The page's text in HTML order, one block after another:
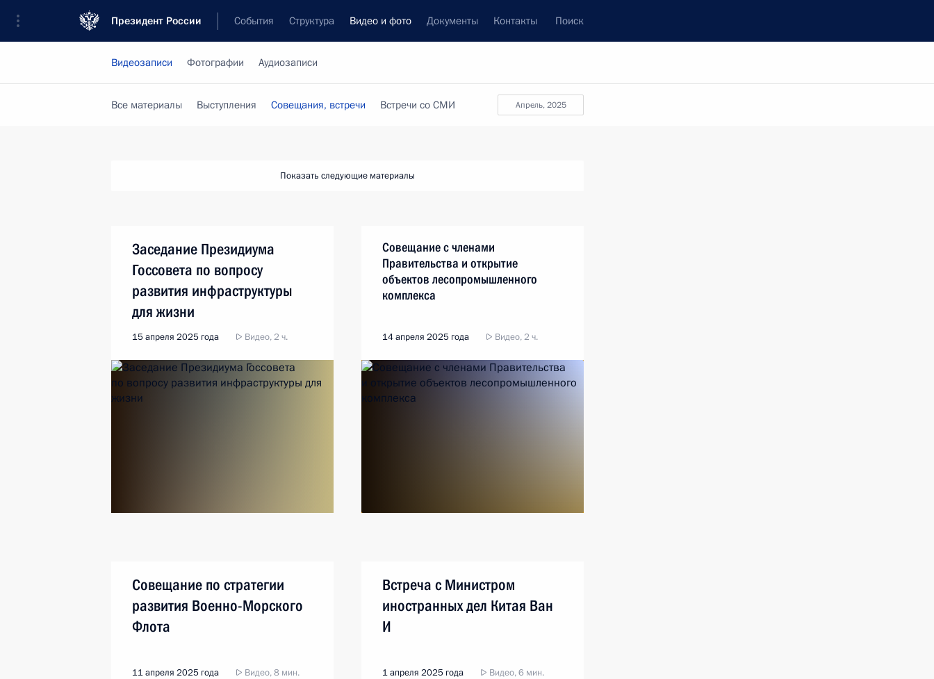
Президент России События Структура Видео и фото Документы Контакты Поиск
Видеозаписи Фотографии Аудиозаписи
апрель, 2025
Все материалы Выступления Совещания, встречи Встречи со СМИ
Показать следующие материалы
Заседание Президиума
Госсовета по вопросу
развития инфраструктуры
для жизни
15 апреля 2025 года Видео, 2 ч.
Совещание с членами
Правительства и открытие
объектов лесопромышленного
комплекса
14 апреля 2025 года Видео, 2 ч.
Совещание по стратегии
развития Военно-Морского
Флота
11 апреля 2025 года Видео, 8 мин.
Встреча с Министром
иностранных дел Китая Ван
И
1 апреля 2025 года Видео, 6 мин.